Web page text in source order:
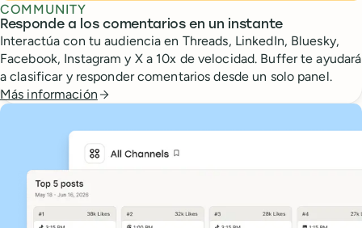
COMMUNITY
Responde a los comentarios en un instante
Interactúa con tu audiencia en Threads, LinkedIn, Bluesky,
Facebook, Instagram y X a 10x de velocidad. Buffer te ayudará
a clasificar y responder comentarios desde un solo panel.
Más información